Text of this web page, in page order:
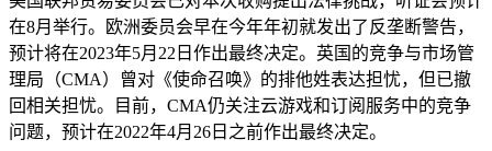
在8月举行。欧洲委员会早在今年年初就发出了反垄断警告，
预计将在2023年5月22日作出最终决定。英国的竞争与市场管
理局（CMA）曾对《使命召唤》的排他姓表达担忧，但已撤
回相关担忧。目前，CMA仍关注云游戏和订阅服务中的竞争
问题，预计在2022年4月26日之前作出最终决定。